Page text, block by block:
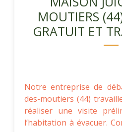
MOUTIERS
GRATUIT ET
Notre entreprise de
des-moutiers (44)
réaliser une visite
l’habitation à évacuer.